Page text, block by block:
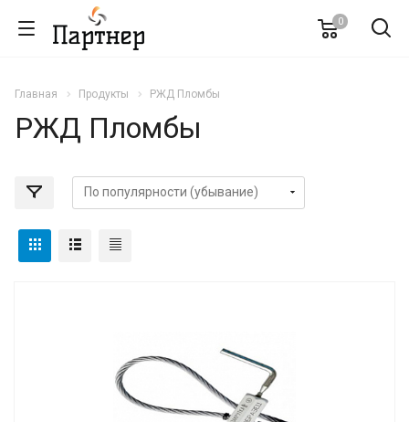
0
Главная Продукты РЖД Пломбы
РЖД Пломбы